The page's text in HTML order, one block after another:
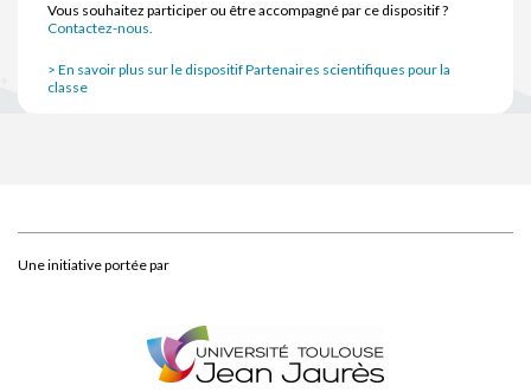
Vous souhaitez participer ou être accompagné par ce dispositif ?
Contactez-nous.
> En savoir plus sur le dispositif Partenaires scientifiques pour la
classe
Une initiative portée par